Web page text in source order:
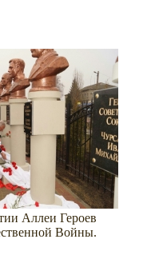
Аллеи Героев
Войны.